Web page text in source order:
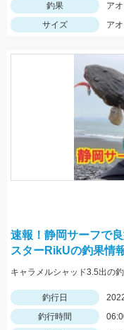
釣果
ア
サイズ
ア
速報！静岡サーフで
スターRikUの釣果情
釣行日
釣行時間